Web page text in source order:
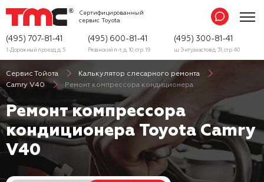
Сертифицированный
сервис Toyota
(495) 707-81-41
1-Дорожный проезд, д. 5
(495) 600-81-41
Рязанский п-т, д. 10, стр. 19
(495) 300-81-41
ш. Энтузиастов д. 31, стр. 40
Сервис Тойота
Калькулятор слесарного ремонта
Camry V40
Ремонт компрессора кондиционера
Ремонт компрессора
кондиционера Toyota Camry
V40